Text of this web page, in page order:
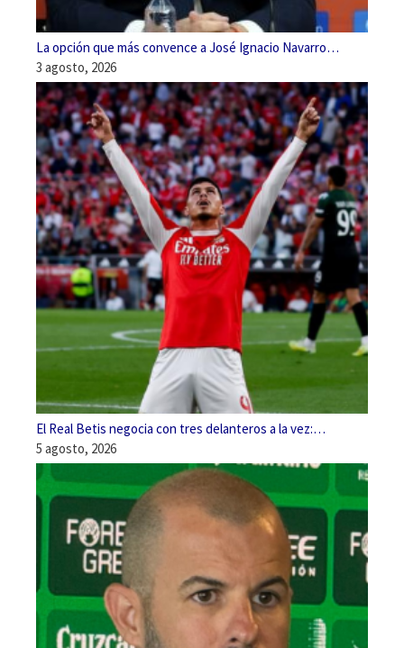
La opción que más convence a José Ignacio Navarro…
3 agosto, 2026
El Real Betis negocia con tres delanteros a la vez:…
5 agosto, 2026